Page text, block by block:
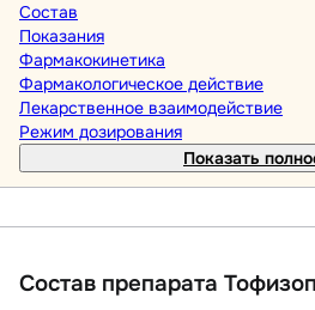
Состав
Показания
Фармакокинетика
Фармакологическое действие
Лекарственное взаимодействие
Режим дозирования
Показать
Состав препарата